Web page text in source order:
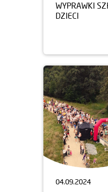
WYPRAWKI
DZIECI
04.09.2024